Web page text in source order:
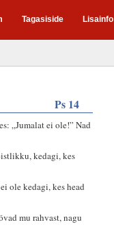
Tagasiside Lisainfo
Ps 14
„Jumalat ei ole!” Nad
kedagi, kes
ole kedagi, kes head
mu rahvast, nagu